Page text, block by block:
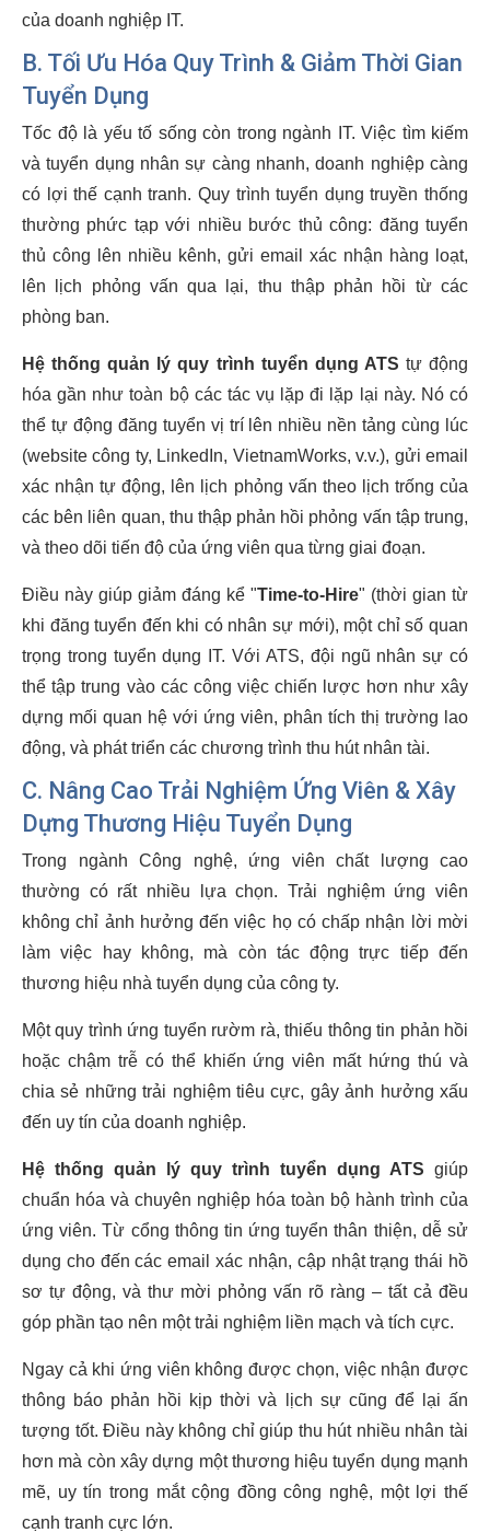
của doanh nghiệp IT.
B. Tối Ưu Hóa Quy Trình & Giảm Thời Gian
Tuyển Dụng
Tốc độ là yếu tố sống còn trong ngành IT. Việc tìm kiếm
và tuyển dụng nhân sự càng nhanh, doanh nghiệp càng
có lợi thế cạnh tranh. Quy trình tuyển dụng truyền thống
thường phức tạp với nhiều bước thủ công: đăng tuyển
thủ công lên nhiều kênh, gửi email xác nhận hàng loạt,
lên lịch phỏng vấn qua lại, thu thập phản hồi từ các
phòng ban.
Hệ thống quản lý quy trình tuyển dụng ATS tự động
hóa gần như toàn bộ các tác vụ lặp đi lặp lại này. Nó có
thể tự động đăng tuyển vị trí lên nhiều nền tảng cùng lúc
(website công ty, LinkedIn, VietnamWorks, v.v.), gửi email
xác nhận tự động, lên lịch phỏng vấn theo lịch trống của
các bên liên quan, thu thập phản hồi phỏng vấn tập trung,
và theo dõi tiến độ của ứng viên qua từng giai đoạn.
Điều này giúp giảm đáng kể "Time-to-Hire" (thời gian từ
khi đăng tuyển đến khi có nhân sự mới), một chỉ số quan
trọng trong tuyển dụng IT. Với ATS, đội ngũ nhân sự có
thể tập trung vào các công việc chiến lược hơn như xây
dựng mối quan hệ với ứng viên, phân tích thị trường lao
động, và phát triển các chương trình thu hút nhân tài.
C. Nâng Cao Trải Nghiệm Ứng Viên & Xây
Dựng Thương Hiệu Tuyển Dụng
Trong ngành Công nghệ, ứng viên chất lượng cao
thường có rất nhiều lựa chọn. Trải nghiệm ứng viên
không chỉ ảnh hưởng đến việc họ có chấp nhận lời mời
làm việc hay không, mà còn tác động trực tiếp đến
thương hiệu nhà tuyển dụng của công ty.
Một quy trình ứng tuyển rườm rà, thiếu thông tin phản hồi
hoặc chậm trễ có thể khiến ứng viên mất hứng thú và
chia sẻ những trải nghiệm tiêu cực, gây ảnh hưởng xấu
đến uy tín của doanh nghiệp.
Hệ thống quản lý quy trình tuyển dụng ATS giúp
chuẩn hóa và chuyên nghiệp hóa toàn bộ hành trình của
ứng viên. Từ cổng thông tin ứng tuyển thân thiện, dễ sử
dụng cho đến các email xác nhận, cập nhật trạng thái hồ
sơ tự động, và thư mời phỏng vấn rõ ràng – tất cả đều
góp phần tạo nên một trải nghiệm liền mạch và tích cực.
Ngay cả khi ứng viên không được chọn, việc nhận được
thông báo phản hồi kịp thời và lịch sự cũng để lại ấn
tượng tốt. Điều này không chỉ giúp thu hút nhiều nhân tài
hơn mà còn xây dựng một thương hiệu tuyển dụng mạnh
mẽ, uy tín trong mắt cộng đồng công nghệ, một lợi thế
cạnh tranh cực lớn.